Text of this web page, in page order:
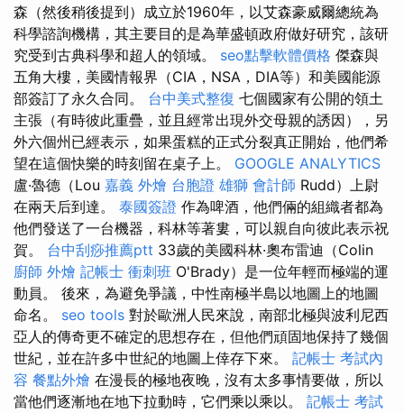
森（然後稍後提到）成立於1960年，以艾森豪威爾總統為
科學諮詢機構，其主要目的是為華盛頓政府做好研究，該研
究受到古典科學和超人的領域。 seo點擊軟體價格 傑森與
五角大樓，美國情報界（CIA，NSA，DIA等）和美國能源
部簽訂了永久合同。 台中美式整復 七個國家有公開的領土
主張（有時彼此重疊，並且經常出現外交母親的誘因），另
外六個州已經表示，如果蛋糕的正式分裂真正開始，他們希
望在這個快樂的時刻留在桌子上。 GOOGLE ANALYTICS
盧·魯德（Lou 嘉義 外燴 台胞證 雄獅 會計師 Rudd）上尉
在兩天后到達。 泰國簽證 作為啤酒，他們倆的組織者都為
他們發送了一台機器，科林等著婁，可以親自向彼此表示祝
賀。 台中刮痧推薦ptt 33歲的美國科林·奧布雷迪（Colin
廚師 外燴 記帳士 衝刺班 O'Brady）是一位年輕而極端的運
動員。 後來，為避免爭議，中性南極半島以地圖上的地圖
命名。 seo tools 對於歐洲人民來說，南部北極與波利尼西
亞人的傳奇更不確定的思想存在，但他們頑固地保持了幾個
世紀，並在許多中世紀的地圖上倖存下來。 記帳士 考試內
容 餐點外燴 在漫長的極地夜晚，沒有太多事情要做，所以
當他們逐漸地在地下拉動時，它們乘以乘以。 記帳士 考試